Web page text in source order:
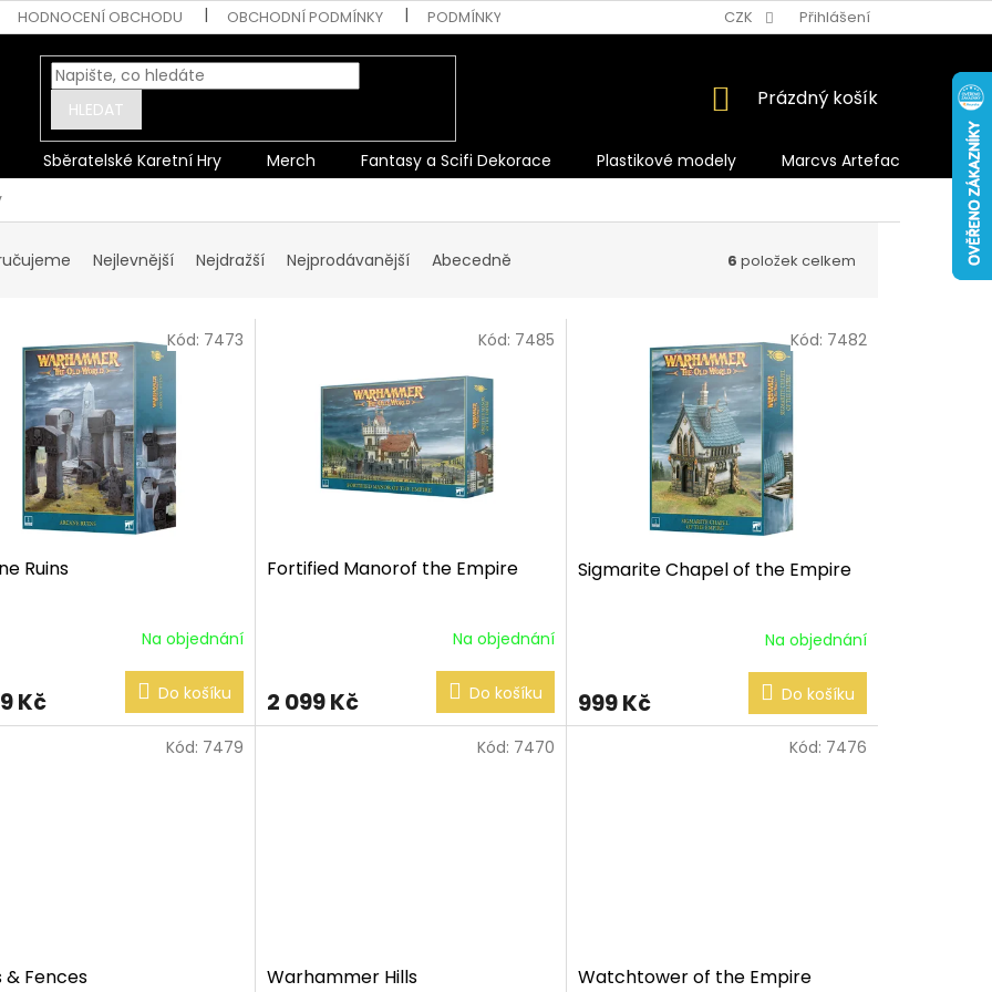
HODNOCENÍ OBCHODU OBCHODNÍ PODMÍNKY PODMÍNKY OCHRANY OSOBNÍCH ÚDAJŮ CZK Přihlášení
HLEDAT
NÁKUPNÍ
Prázdný košík
Sběratelské Karetní Hry Merch Fantasy a Scifi Dekorace Plastikové modely
Marcvs Artefacts
Nejlevnější Nejdražší Nejprodávanější Abecedně 6 položek celkem
Ruins
Na objednání
Kč Do košíku
Kód: 7473
Fortified Manorof the Empire
Na objednání
2 099 Kč Do košíku
Kód: 7485
Sigmarite Chapel of the Empire
Na objednání
999 Kč Do košíku
Kód: 7482
& Fences
Kód: 7479
Warhammer Hills
Kód: 7470
Watchtower of the Empire
Kód: 7476